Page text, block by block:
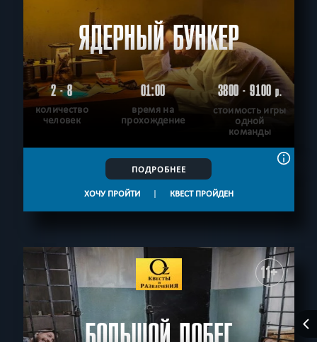
ЯДЕРНЫЙ БУНКЕР
2 - 8
количество
человек
01:00
время на
прохождение
3800 - 9100р.
стоимость игры
одной
команды
ПОДРОБНЕЕ
ХОЧУ ПРОЙТИ | КВЕСТ ПРОЙДЕН
11+